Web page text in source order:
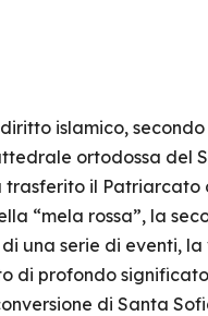
islamico,
ortodossa del
il Patriarcato
“mela rossa”, la
una serie di eventi,
di profondo significato
di Santa